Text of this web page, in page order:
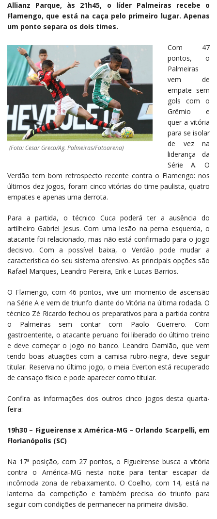
Allianz Parque, às 21h45, o líder Palmeiras recebe o
Flamengo, que está na caça pelo primeiro lugar. Apenas
um ponto separa os dois times.
(Foto: Cesar Greco/Ag. Palmeiras/Fotoarena)
Com 47
pontos, o
Palmeiras
vem de
empate sem
gols com o
Grêmio e
quer a vitória
para se isolar
de vez na
liderança da
Série A. O
Verdão tem bom retrospecto recente contra o Flamengo: nos
últimos dez jogos, foram cinco vitórias do time paulista, quatro
empates e apenas uma derrota.
Para a partida, o técnico Cuca poderá ter a ausência do
artilheiro Gabriel Jesus. Com uma lesão na perna esquerda, o
atacante foi relacionado, mas não está confirmado para o jogo
decisivo. Com a possível baixa, o Verdão pode mudar a
característica do seu sistema ofensivo. As principais opções são
Rafael Marques, Leandro Pereira, Erik e Lucas Barrios.
O Flamengo, com 46 pontos, vive um momento de ascensão
na Série A e vem de triunfo diante do Vitória na última rodada. O
técnico Zé Ricardo fechou os preparativos para a partida contra
o Palmeiras sem contar com Paolo Guerrero. Com
gastroenterite, o atacante peruano foi liberado do último treino
e deve começar o jogo no banco. Leandro Damião, que vem
tendo boas atuações com a camisa rubro-negra, deve seguir
titular. Reserva no último jogo, o meia Everton está recuperado
de cansaço físico e pode aparecer como titular.
Confira as informações dos outros cinco jogos desta quarta-
feira:
19h30 – Figueirense x América-MG – Orlando Scarpelli, em
Florianópolis (SC)
Na 17ª posição, com 27 pontos, o Figueirense busca a vitória
contra o América-MG nesta noite para tentar escapar da
incômoda zona de rebaixamento. O Coelho, com 14, está na
lanterna da competição e também precisa do triunfo para
seguir com condições de permanecer na primeira divisão.